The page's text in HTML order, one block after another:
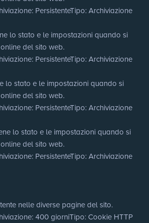
: PersistenteTipo: Archiviazione
lo stato e le impostazioni quando si
del sito web.
: PersistenteTipo: Archiviazione
lo stato e le impostazioni quando si
del sito web.
: PersistenteTipo: Archiviazione
lo stato e le impostazioni quando si
del sito web.
: PersistenteTipo: Archiviazione
nelle diverse pagine del sito.
: 400 giorniTipo: Cookie HTTP